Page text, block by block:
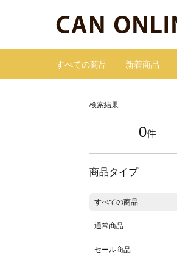
すべての商品 新着商品
検索結果
0件
商品タイプ
すべての商品
通常商品
セール商品